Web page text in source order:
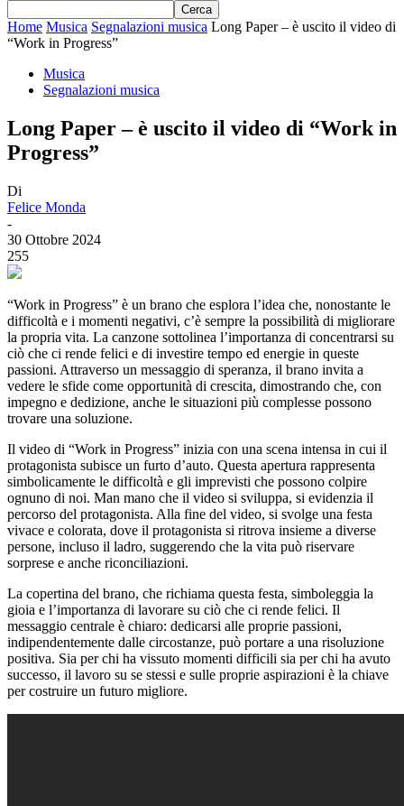
Home Musica Segnalazioni musica Long Paper – è uscito il video di
“Work in Progress”
Musica
Segnalazioni musica
Long Paper – è uscito il video di “Work in
Progress”
Di
Felice Monda
-
30 Ottobre 2024
255
“Work in Progress” è un brano che esplora l’idea che, nonostante le
difficoltà e i momenti negativi, c’è sempre la possibilità di migliorare
la propria vita. La canzone sottolinea l’importanza di concentrarsi su
ciò che ci rende felici e di investire tempo ed energie in queste
passioni. Attraverso un messaggio di speranza, il brano invita a
vedere le sfide come opportunità di crescita, dimostrando che, con
impegno e dedizione, anche le situazioni più complesse possono
trovare una soluzione.
Il video di “Work in Progress” inizia con una scena intensa in cui il
protagonista subisce un furto d’auto. Questa apertura rappresenta
simbolicamente le difficoltà e gli imprevisti che possono colpire
ognuno di noi. Man mano che il video si sviluppa, si evidenzia il
percorso del protagonista. Alla fine del video, si svolge una festa
vivace e colorata, dove il protagonista si ritrova insieme a diverse
persone, incluso il ladro, suggerendo che la vita può riservare
sorprese e anche riconciliazioni.
La copertina del brano, che richiama questa festa, simboleggia la
gioia e l’importanza di lavorare su ciò che ci rende felici. Il
messaggio centrale è chiaro: dedicarsi alle proprie passioni,
indipendentemente dalle circostanze, può portare a una risoluzione
positiva. Sia per chi ha vissuto momenti difficili sia per chi ha avuto
successo, il lavoro su se stessi e sulle proprie aspirazioni è la chiave
per costruire un futuro migliore.